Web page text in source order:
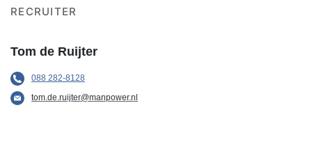
RECRUITER
Tom de Ruijter
088 282-8128
tom.de.ruijter@manpower.nl